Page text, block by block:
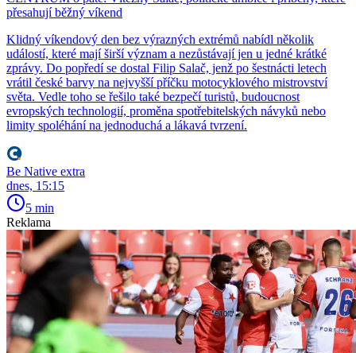
přesahují běžný víkend
Klidný víkendový den bez výrazných extrémů nabídl několik
událostí, které mají širší význam a nezůstávají jen u jedné krátké
zprávy. Do popředí se dostal Filip Salač, jenž po šestnácti letech
vrátil české barvy na nejvyšší příčku motocyklového mistrovství
světa. Vedle toho se řešilo také bezpečí turistů, budoucnost
evropských technologií, proměna spotřebitelských návyků nebo
limity spoléhání na jednoduchá a lákavá tvrzení.
Be Native extra
dnes, 15:15
5 min
Reklama